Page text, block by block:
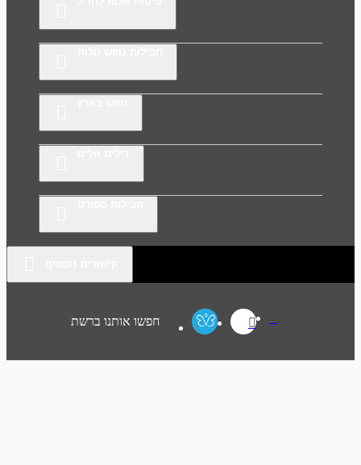
חפשו אותנו ברשת